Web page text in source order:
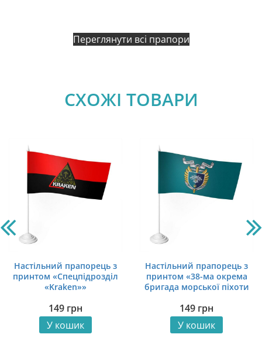
Переглянути всі прапори
СХОЖІ ТОВАРИ
Настільний прапорець з
принтом «Спецпідрозділ
«Kraken»»
149 грн
У кошик
Настільний прапорець з
принтом «38-ма окрема
бригада морської піхоти
149 грн
У кошик